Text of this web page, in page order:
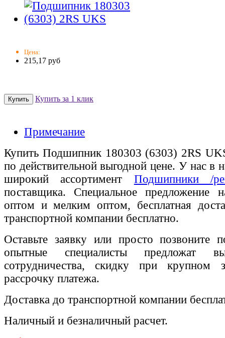
Цена:
215,17 руб
Купить за 1 клик
Примечание
Купить Подшипник 180303 (6303) 2RS
по действительной выгодной цене. У нас в
широкий ассортимент Подшипники /
поставщика. Специальное предложение
оптом и мелким оптом, бесплатная
транспортной компании бесплатно.
Оставьте заявку или просто позвоните
опытные специалисты предложат
сотрудничества, скидку при крупном
рассрочку платежа.
Доставка до транспортной компании
Наличный и безналичный расчет.